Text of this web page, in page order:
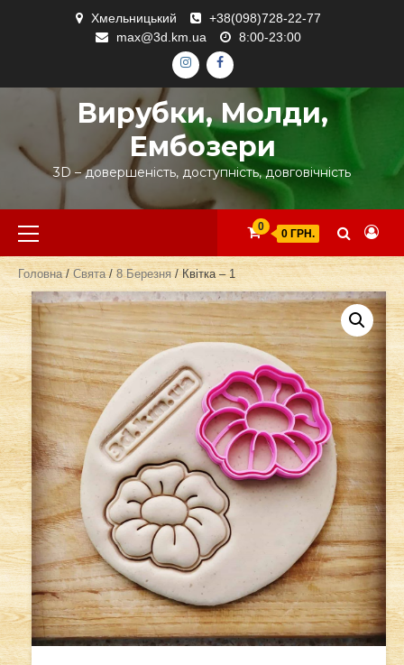
Хмельницький
+38(098)728-22-77
max@3d.km.ua
8:00-23:00
ІНСТАГРАМ
ФЕЙСБУК
Вирубки, Молди,
Ембозери
3D – довершеність, доступність, довговічність
Primary
Menu
0
0 ГРН.
Головна/Свята/ 8 Березня/ Квітка – 1